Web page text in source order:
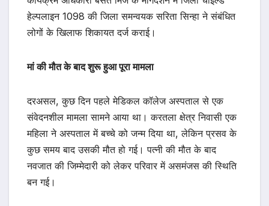
हेल्पलाइन 1098 की जिला समन्वयक सरिता सिन्हा ने संबंधित
लोगों के खिलाफ शिकायत दर्ज कराई।
मां की मौत के बाद शुरू हुआ पूरा मामला
दरअसल, कुछ दिन पहले मेडिकल कॉलेज अस्पताल से एक
संवेदनशील मामला सामने आया था। करतला क्षेत्र निवासी एक
महिला ने अस्पताल में बच्चे को जन्म दिया था, लेकिन प्रसव के
कुछ समय बाद उसकी मौत हो गई। पत्नी की मौत के बाद
नवजात की जिम्मेदारी को लेकर परिवार में असमंजस की स्थिति
बन गई।